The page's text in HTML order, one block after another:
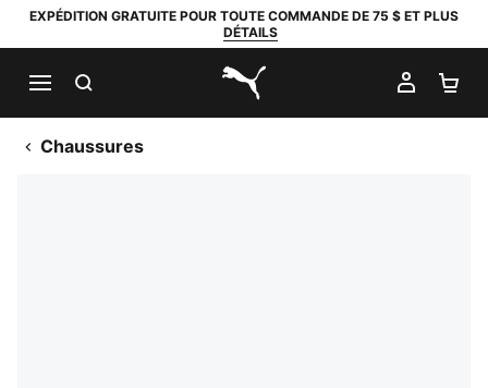
EXPÉDITION GRATUITE POUR TOUTE COMMANDE DE 75 $ ET PLUS
DÉTAILS
PUMA.com
MON
Chaussures